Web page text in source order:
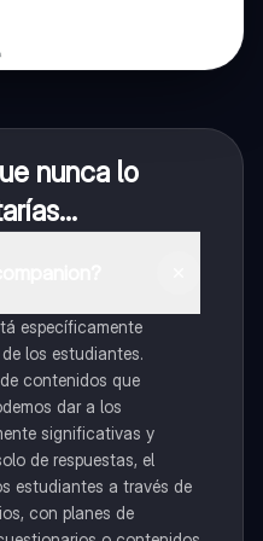
nunca lo
específicamente
los estudiantes.
contenidos que
dar a los
significativas y
de respuestas, el
estudiantes a través de
con planes de